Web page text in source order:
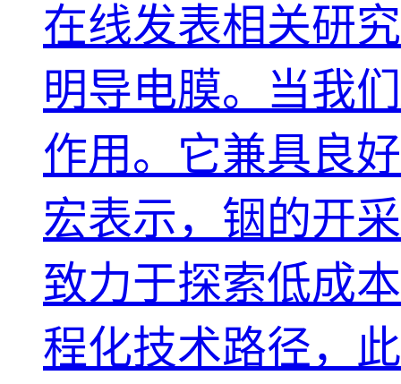
在线发表相关研
明导电膜。当我
作用。它兼具良
宏表示，铟的开
致力于探索低成
程化技术路径，